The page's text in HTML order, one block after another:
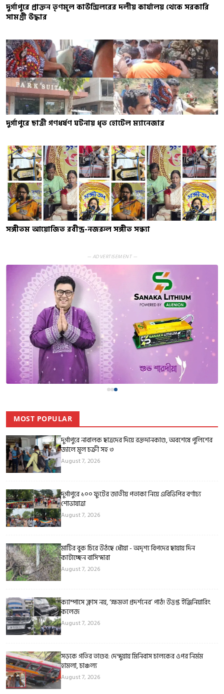
দুর্গাপুরে প্রাক্তন তৃণমূল কাউন্সিলরের দলীয় কার্যালয় থেকে সরকারি
সামগ্রী উদ্ধার
দুর্গাপুরে ছাত্রী গণধর্ষণ ঘটনায় ধৃত হোটেল ম্যানেজার
সঙ্গীতম আয়োজিত রবীন্দ্র-নজরুল সঙ্গীত সন্ধ্যা
— ADVERTISEMENT —
MOST POPULAR
দুর্গাপুরে নাবালক ছাত্রদের দিয়ে রক্তদানকাণ্ড, অবশেষে পুলিশের
জালে মূল চক্রী সহ ৩
August 7, 2026
দুর্গাপুরে ১০০ ফুটের জাতীয় পতাকা নিয়ে এবিভিপির বর্ণাঢ্য
শোভাযাত্রা
August 7, 2026
মাটির বুক চিরে উঠছে ধোঁয়া - অদৃশ্য বিপদের ছায়ায় দিন
কাটাচ্ছেন বাসিন্দারা
August 7, 2026
ক্যাম্পাসে ক্লাস নয়, ‘ক্ষমতা প্রদর্শনের’ পাঠ! উত্তপ্ত ইঞ্জিনিয়ারিং
কলেজ
August 7, 2026
সড়কে গতির তাণ্ডব: দেন্দুয়ায় মিনিবাস চালকের ওপর নির্মম
হামলা, চাঞ্চল্য
August 7, 2026